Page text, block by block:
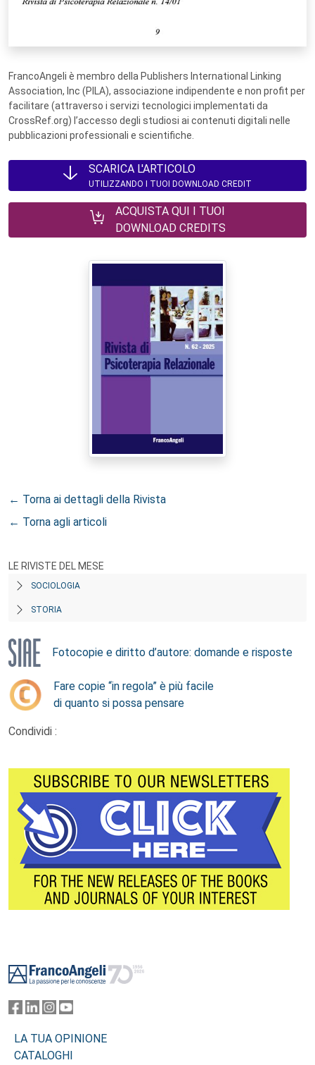
FrancoAngeli è membro della Publishers International Linking
Association, Inc (PILA), associazione indipendente e non profit per
facilitare (attraverso i servizi tecnologici implementati da
CrossRef.org) l’accesso degli studiosi ai contenuti digitali nelle
pubblicazioni professionali e scientifiche.
SCARICA L'ARTICOLO
UTILIZZANDO I TUOI DOWNLOAD CREDIT
ACQUISTA QUI I TUOI
DOWNLOAD CREDITS
← Torna ai dettagli della Rivista
← Torna agli articoli
LE RIVISTE DEL MESE
SOCIOLOGIA
STORIA
Fotocopie e diritto d’autore: domande e risposte
Fare copie “in regola” è più facile
di quanto si possa pensare
Condividi :
LA TUA OPINIONE
CATALOGHI